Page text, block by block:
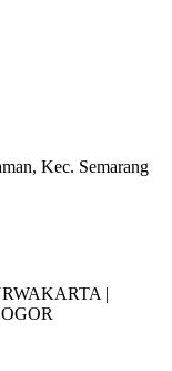
Kec. Semarang
|